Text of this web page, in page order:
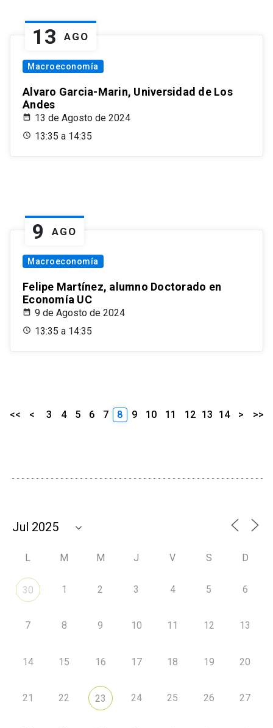
13 AGO
Macroeconomía
Alvaro Garcia-Marin, Universidad de Los
Andes
13 de Agosto de 2024
13:35 a 14:35
9 AGO
Macroeconomía
Felipe Martínez, alumno Doctorado en
Economía UC
9 de Agosto de 2024
13:35 a 14:35
<< < 3 4 5 6 7 8 9 10 11 12 13 14 > >>
L M M J V S D
30 1 2 3 4 5 6
7 8 9 10 11 12 13
14 15 16 17 18 19 20
21 22 23 24 25 26 27